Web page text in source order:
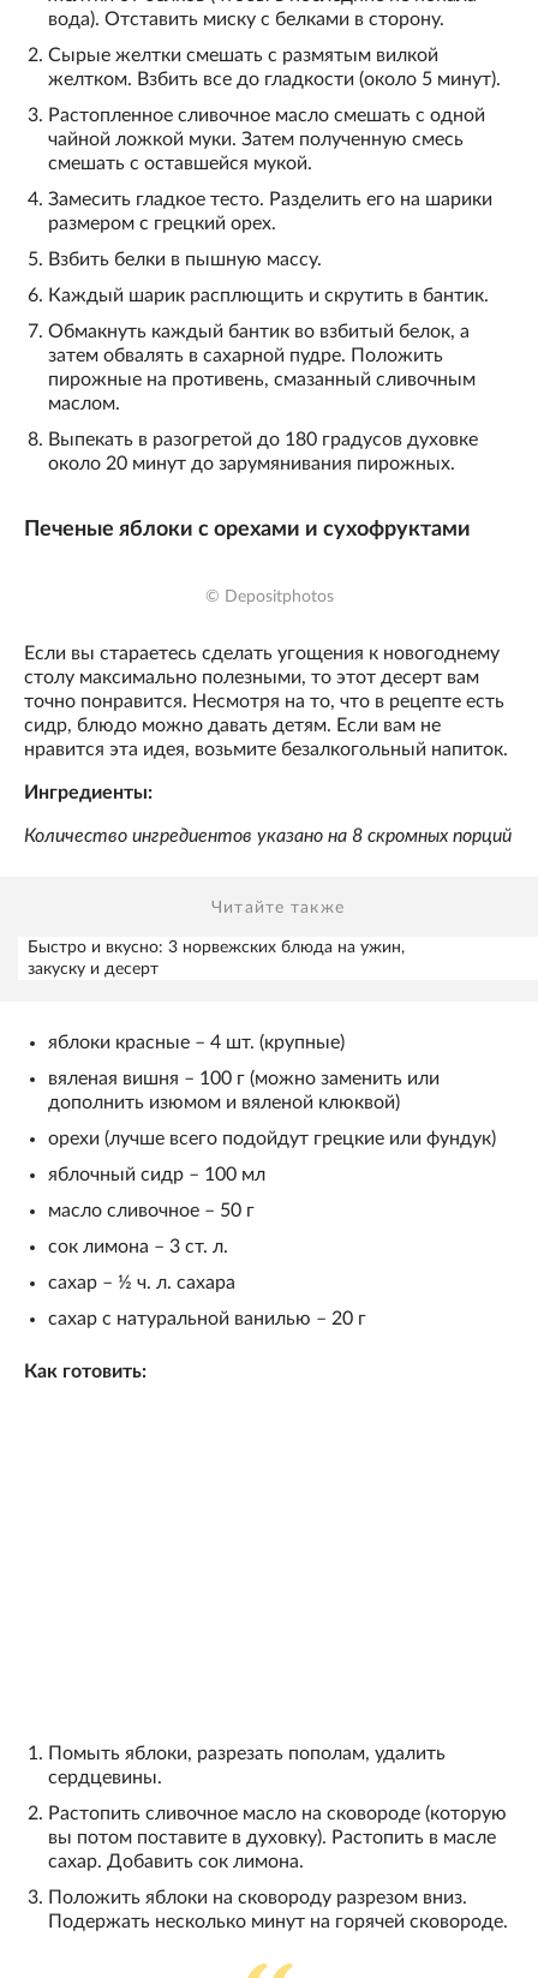
вода). Отставить миску с белками в сторону.
Сырые желтки смешать с размятым вилкой
желтком. Взбить все до гладкости (около 5 минут).
Растопленное сливочное масло смешать с одной
чайной ложкой муки. Затем полученную смесь
смешать с оставшейся мукой.
Замесить гладкое тесто. Разделить его на шарики
размером с грецкий орех.
Взбить белки в пышную массу.
Каждый шарик расплющить и скрутить в бантик.
Обмакнуть каждый бантик во взбитый белок, а
затем обвалять в сахарной пудре. Положить
пирожные на противень, смазанный сливочным
маслом.
Выпекать в разогретой до 180 градусов духовке
около 20 минут до зарумянивания пирожных.
Печеные яблоки с орехами и сухофруктами
© Depositphotos
Если вы стараетесь сделать угощения к новогоднему
столу максимально полезными, то этот десерт вам
точно понравится. Несмотря на то, что в рецепте есть
сидр, блюдо можно давать детям. Если вам не
нравится эта идея, возьмите безалкогольный напиток.
Ингредиенты:
Количество ингредиентов указано на 8 скромных порций
Читайте также
Быстро и вкусно: 3 норвежских блюда на ужин,
закуску и десерт
яблоки красные – 4 шт. (крупные)
вяленая вишня – 100 г (можно заменить или
дополнить изюмом и вяленой клюквой)
орехи (лучше всего подойдут грецкие или фундук)
яблочный сидр – 100 мл
масло сливочное – 50 г
сок лимона – 3 ст. л.
сахар – ½ ч. л. сахара
сахар с натуральной ванилью – 20 г
Как готовить:
Помыть яблоки, разрезать пополам, удалить
сердцевины.
Растопить сливочное масло на сковороде (которую
вы потом поставите в духовку). Растопить в масле
сахар. Добавить сок лимона.
Положить яблоки на сковороду разрезом вниз.
Подержать несколько минут на горячей сковороде.